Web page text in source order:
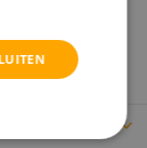
juiste product.